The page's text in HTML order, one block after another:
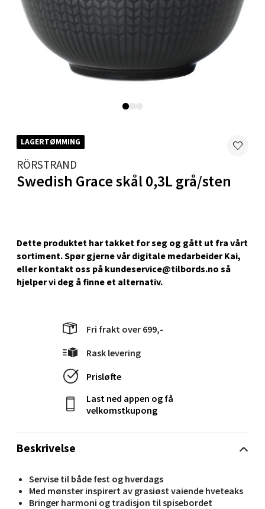
LAGERTØMMING
RÖRSTRAND
Swedish Grace skål 0,3L grå/sten
Dette produktet har takket for seg og gått ut fra vårt
sortiment. Spør gjerne vår digitale medarbeider Kai,
eller kontakt oss på kundeservice@tilbords.no så
hjelper vi deg å ﬁnne et alternativ.
Beskrivelse
Servise til både fest og hverdags
Med mønster inspirert av grasiøst vaiende hveteaks
Bringer harmoni og tradisjon til spisebordet
Fri frakt over 699,-
Rask levering
Prisløfte
Last ned appen og få
velkomstkupong
Skillevegen 5, 9411 Harstad
Åpent i dag 10-20
0 i butikk
Karmsund - Thon Senter Oasen
Austbøvegen 16, 5542 Karmsund
Åpent i dag 10-20
Stavanger og Sandnes - Kilden
Gartnerveien 16, 4016 Stavanger
Stavanger og Sandnes - Kvadrat
Gamle Stokkavei 1, 4313 Sandnes
Åpent i dag 10-21